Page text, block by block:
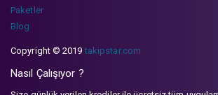
Paketler
Blog
Copyright © 2019takipstar.com
Nasıl Çalışıyor ?